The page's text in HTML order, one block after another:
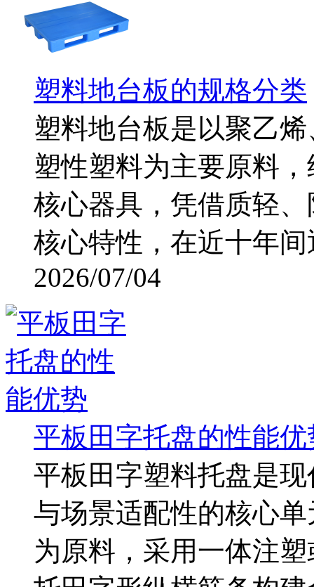
塑料地台板的规格分类
塑料地台板是以聚乙
塑性塑料为主要原料
核心器具，凭借质轻
核心特性，在近十年间
2026/07/04
平板田字托盘的性能优
平板田字塑料托盘是
与场景适配性的核心
为原料，采用一体注